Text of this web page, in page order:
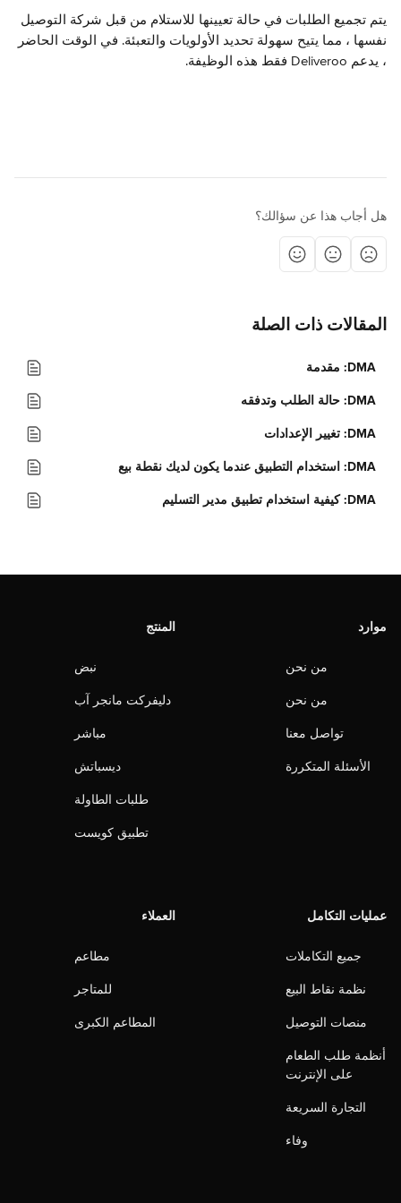
يتم تجميع الطلبات في حالة تعيينها للاستلام من قبل شركة التوصيل
نفسها ، مما يتيح سهولة تحديد الأولويات والتعبئة. في الوقت الحاضر
، يدعم Deliveroo فقط هذه الوظيفة.
هل أجاب هذا عن سؤالك؟
المقالات ذات الصلة
DMA: مقدمة
DMA: حالة الطلب وتدفقه
DMA: تغيير الإعدادات
DMA: استخدام التطبيق عندما يكون لديك نقطة بيع
DMA: كيفية استخدام تطبيق مدير التسليم
موارد
من نحن
من نحن
تواصل معنا
الأسئلة المتكررة
المنتج
نبض
دليفركت مانجر آب
مباشر
ديسباتش
طلبات الطاولة
تطبيق كويست
عمليات التكامل
جميع التكاملات
نظمة نقاط البيع
منصات التوصيل
أنظمة طلب الطعام
على الإنترنت
التجارة السريعة
وفاء
العملاء
مطاعم
للمتاجر
المطاعم الكبرى